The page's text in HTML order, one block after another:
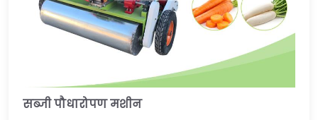
सब्जी पौधारोपण मशीन